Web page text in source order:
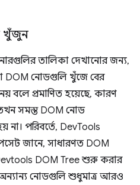
খুঁজুন
তালিকা দেখানোর জন্য,
DOM নোডগুলি খুঁজে বের
বলে প্রমাণিত হয়েছে, কারণ
সমস্ত DOM নোড
না। পরিবর্তে, DevTools
জানে, সাধারণত DOM
DOM Tree শুরু করার
নোডগুলি শুধুমাত্র আরও